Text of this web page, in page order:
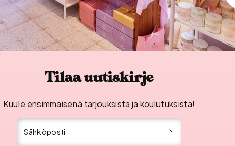
Tilaa uutiskirje
Kuule ensimmäisenä tarjouksista ja koulutuksista!
Sähköposti